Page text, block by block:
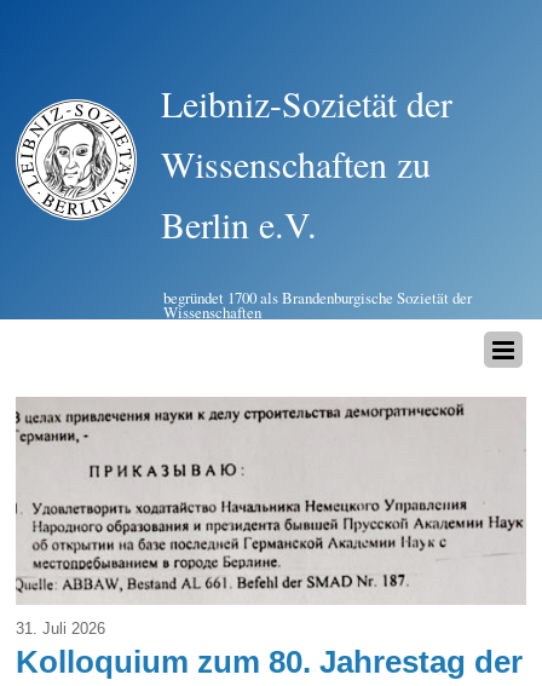
Leibniz-Sozietät der
Wissenschaften zu
Berlin e.V.
begründet 1700 als Brandenburgische Sozietät der
Wissenschaften
31. Juli 2026
Kolloquium zum 80. Jahrestag der